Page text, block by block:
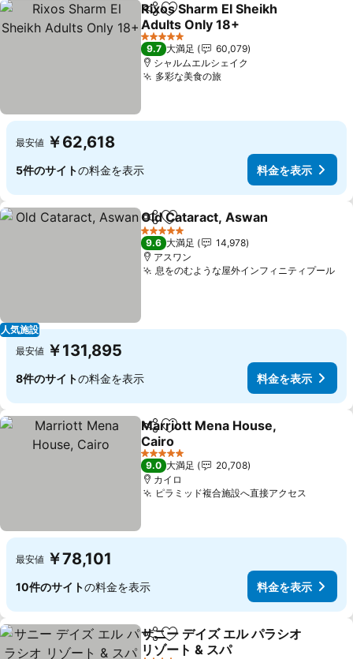
シェアお気に入りに追加
Rixos Sharm El Sheikh
Adults Only 18+
5 ホテルのランク
9.7 大満足
60,079
シャルムエルシェイク
多彩な美食の旅
最安値 ￥62,618
5件のサイトの料金を表示 料金を表示
人気施設
シェアお気に入りに追加
Old Cataract, Aswan
5 ホテルのランク
9.6 大満足
14,978
アスワン
息をのむような屋外インフィニティプール
最安値 ￥131,895
8件のサイトの料金を表示 料金を表示
シェアお気に入りに追加
Marriott Mena House,
Cairo
5 ホテルのランク
9.0 大満足
20,708
カイロ
ピラミッド複合施設へ直接アクセス
最安値 ￥78,101
10件のサイトの料金を表示 料金を表示
シェアお気に入りに追加
サニー デイズ エル パラシオ
リゾート & スパ